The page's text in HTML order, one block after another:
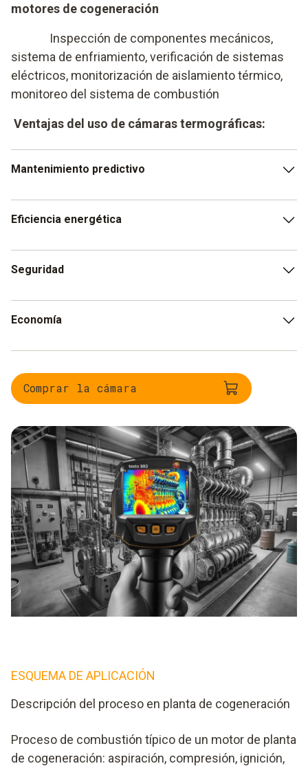
motores de cogeneración
Inspección de componentes mecánicos,
sistema de enfriamiento, verificación de sistemas
eléctricos, monitorización de aislamiento térmico,
monitoreo del sistema de combustión
Ventajas del uso de cámaras termográficas:
Mantenimiento predictivo
conviertan en fallas mayores.
Eficiencia energética
motores y sistemas.
Seguridad
como fugas o sobrecalentamientos peligrosos.
Economía
y prolongar la vida útil de los equipos.
Comprar la cámara
ESQUEMA DE APLICACIÓN
Descripción del proceso en planta de cogeneración
Proceso de combustión típico de un motor de planta
de cogeneración: aspiración, compresión, ignición,